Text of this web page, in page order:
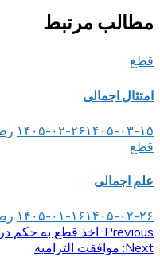
مطالب مرتبط
قطع
امتثال اجمالی
۱۴۰۵-۰۲-۲۶۱۴۰۵-۰۳-۱۵
قطع
علم اجمالی
۱۴۰۵-۰۱-۱۶۱۴۰۵-۰۲-۲۶
راهبری
Previous: اخذ قطع به حکم
Next: موافقت التزامیه